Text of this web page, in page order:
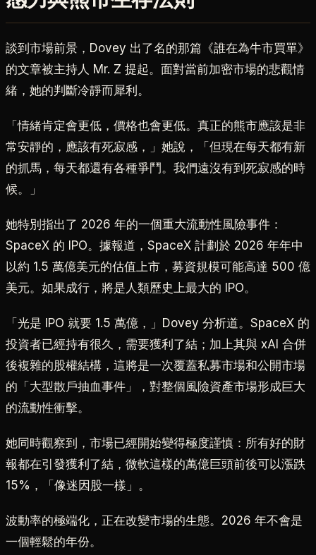
談到市場前景，Dovey 出了名的那篇《誰在為牛市買單》
的文章被主持人 Mr. Z 提起。面對當前加密市場的悲觀情
緒，她的判斷冷靜而犀利。
「情緒肯定會更低，價格也會更低。真正的熊市應該是非
常安靜的，應該有死寂感，」她說，「但現在每天都有新
的抓馬，每天都還有各種爭鬥。我們遠沒有到死寂感的時
候。」
她特別指出了 2026 年的一個重大流動性風險事件：
SpaceX 的 IPO。據報道，SpaceX 計劃於 2026 年年中
以約 1.5 萬億美元的估值上市，募資規模可能高達 500 億
美元。如果成行，將是人類歷史上最大的 IPO。
「光是 IPO 就要 1.5 萬億，」Dovey 分析道。SpaceX 的
投資者已經持有很久，需要獲利了結；加上其與 xAI 合併
後複雜的股權結構，這將是一次覆蓋私募市場和公開市場
的「大型散戶抽血事件」，對整個風險資產市場形成巨大
的流動性衝擊。
她同時觀察到，市場已經開始變得極度謹慎：所有好的財
報都在引發獲利了結，微軟這樣的萬億巨頭前後可以漲跌
15%，「像迷因股一樣」。
波動率的極端化，正在改變市場的生態。2026 年不會是
一個輕鬆的年份。